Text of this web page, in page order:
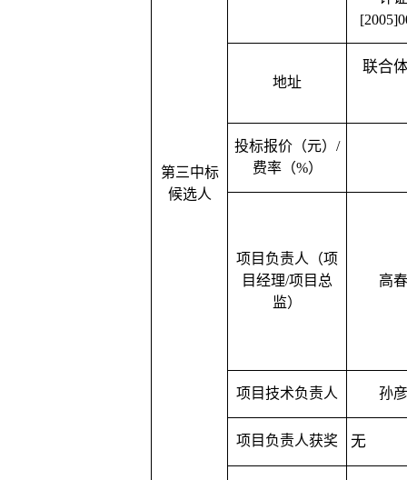
第三中标
候选人
地址
联合
投标报价（元） /
费率（%）
项目负责人（项
目经理/项目总
监）
高
项目技术负责人 孙
项目负责人获奖 无